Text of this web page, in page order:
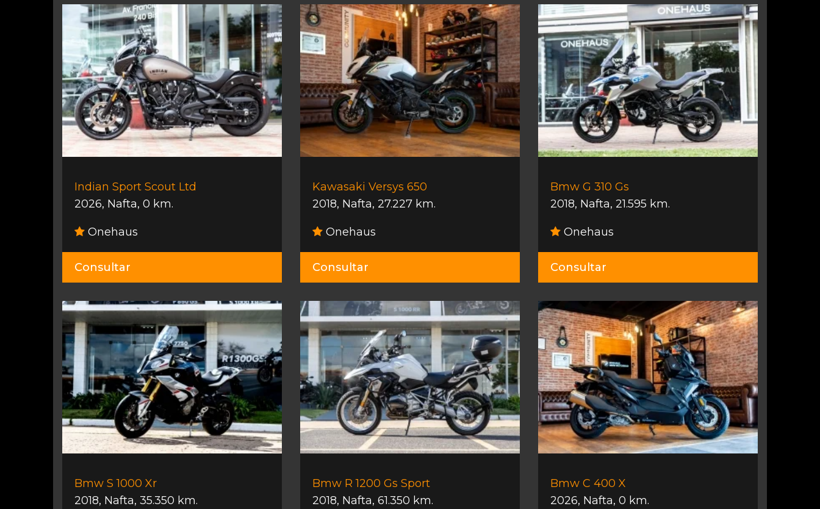
Indian Sport Scout Ltd
2026, Nafta, 0 km.
Onehaus
Consultar
Kawasaki Versys 650
2018, Nafta, 27.227 km.
Onehaus
Consultar
Bmw G 310 Gs
2018, Nafta, 21.595 km.
Onehaus
Consultar
Bmw S 1000 Xr
2018, Nafta, 35.350 km.
Bmw R 1200 Gs Sport
2018, Nafta, 61.350 km.
Bmw C 400 X
2026, Nafta, 0 km.